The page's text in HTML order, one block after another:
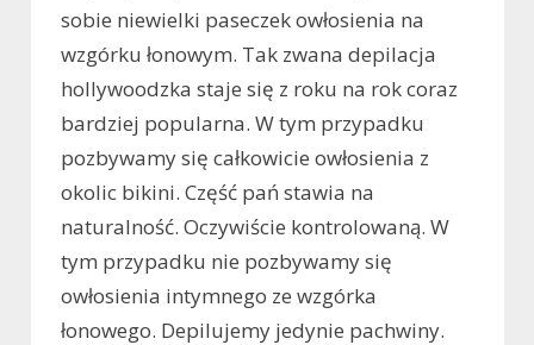
sobie niewielki paseczek owłosienia na
wzgórku łonowym. Tak zwana depilacja
hollywoodzka staje się z roku na rok coraz
bardziej popularna. W tym przypadku
pozbywamy się całkowicie owłosienia z
okolic bikini. Część pań stawia na
naturalność. Oczywiście kontrolowaną. W
tym przypadku nie pozbywamy się
owłosienia intymnego ze wzgórka
łonowego. Depilujemy jedynie pachwiny.